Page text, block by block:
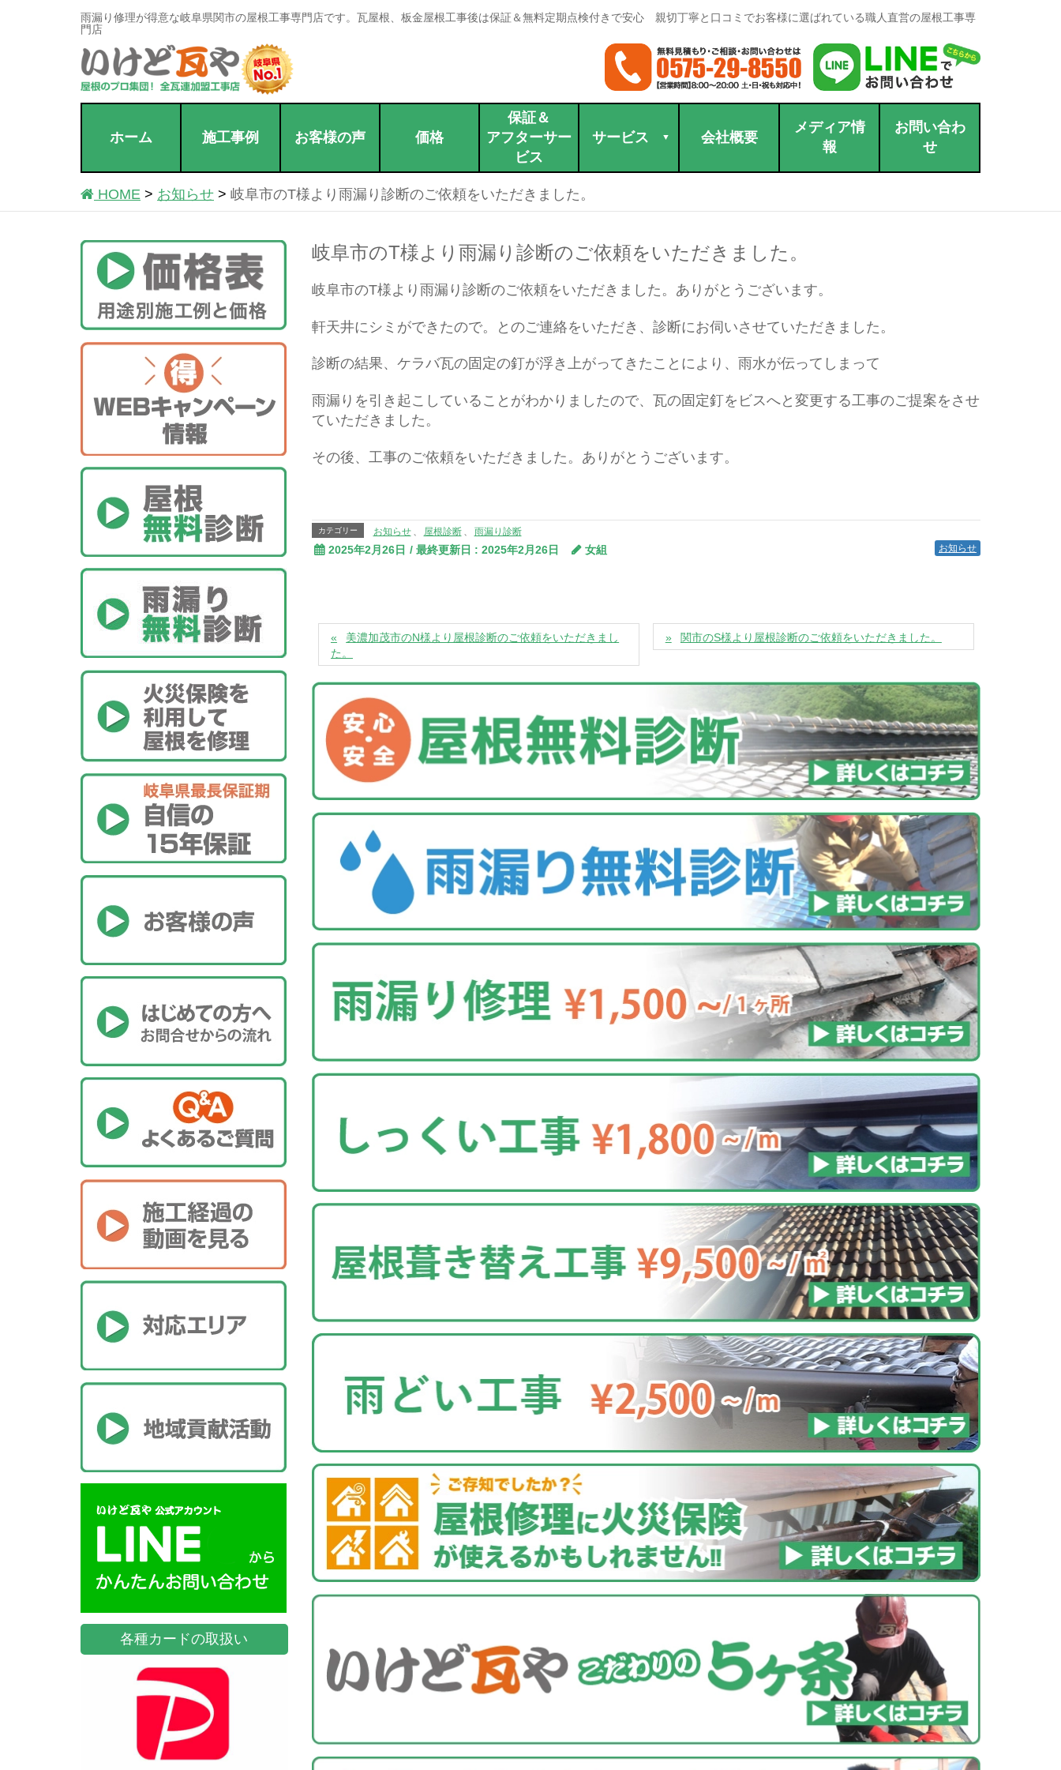
雨漏り修理が得意な岐阜県関市の屋根工事専門店です。瓦屋根、板金屋根工事後は保証＆無料定期点検付きで安心 親切丁寧と口コミでお客様に選ばれている職人直営の屋根工事専
門店
ホーム 施工事例 お客様の声 価格
保証＆
アフターサー
ビス
サービス 会社概要
メディア情
報
お問い合わ
せ
HOME お知らせ 岐阜市のT様より雨漏り診断のご依頼をいただきました。
岐阜市のT様より雨漏り診断のご依頼をいただきました。
岐阜市のT様より雨漏り診断のご依頼をいただきました。ありがとうございます。
軒天井にシミができたので。とのご連絡をいただき、診断にお伺いさせていただきました。
診断の結果、ケラバ瓦の固定の釘が浮き上がってきたことにより、雨水が伝ってしまって
雨漏りを引き起こしていることがわかりましたので、瓦の固定釘をビスへと変更する工事のご提案をさせ
ていただきました。
その後、工事のご依頼をいただきました。ありがとうございます。
カテゴリー お知らせ 、 屋根診断 、 雨漏り診断
2025年2月26日 / 最終更新日 : 2025年2月26日 女組 お知らせ
美濃加茂市のN様より屋根診断のご依頼をいただきまし
た。
関市のS様より屋根診断のご依頼をいただきました。
各種カードの取扱い